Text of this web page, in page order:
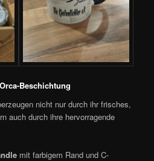
Beschichtung
nicht nur durch ihr frisches,
auch durch ihre hervorragende
mit farbigem Rand und C-